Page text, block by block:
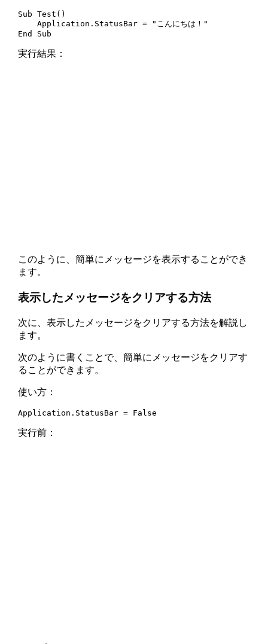
Sub Test()
    Application.StatusBar = "こんにちは！"
End Sub
実行結果：
このように、簡単にメッセージを表示することができ
ます。
表示したメッセージをクリアする方法
次に、表示したメッセージをクリアする方法を解説し
ます。
次のように書くことで、簡単にメッセージをクリアす
ることができます。
使い方：
Application.StatusBar = False
実行前：